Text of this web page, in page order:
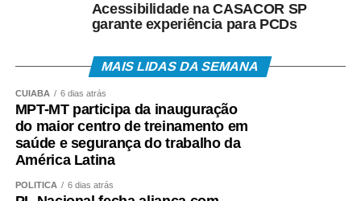
Acessibilidade na CASACOR SP
garante experiência para PCDs
MAIS LIDAS DA SEMANA
CUIABÁ 6 dias atrás
MPT-MT participa da inauguração
do maior centro de treinamento em
saúde e segurança do trabalho da
América Latina
POLÍTICA 6 dias atrás